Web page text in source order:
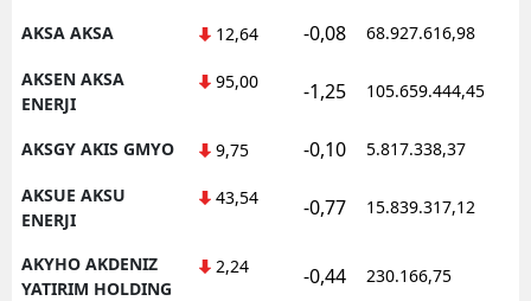
AKSA AKSA 12,64 -0,08 68.927.616,98
AKSEN AKSA
ENERJI
95,00 -1,25 105.659.444,45
AKSGY AKIS GMYO 9,75 -0,10 5.817.338,37
AKSUE AKSU
ENERJI
43,54 -0,77 15.839.317,12
AKYHO AKDENIZ
YATIRIM HOLDING
2,24 -0,44 230.166,75